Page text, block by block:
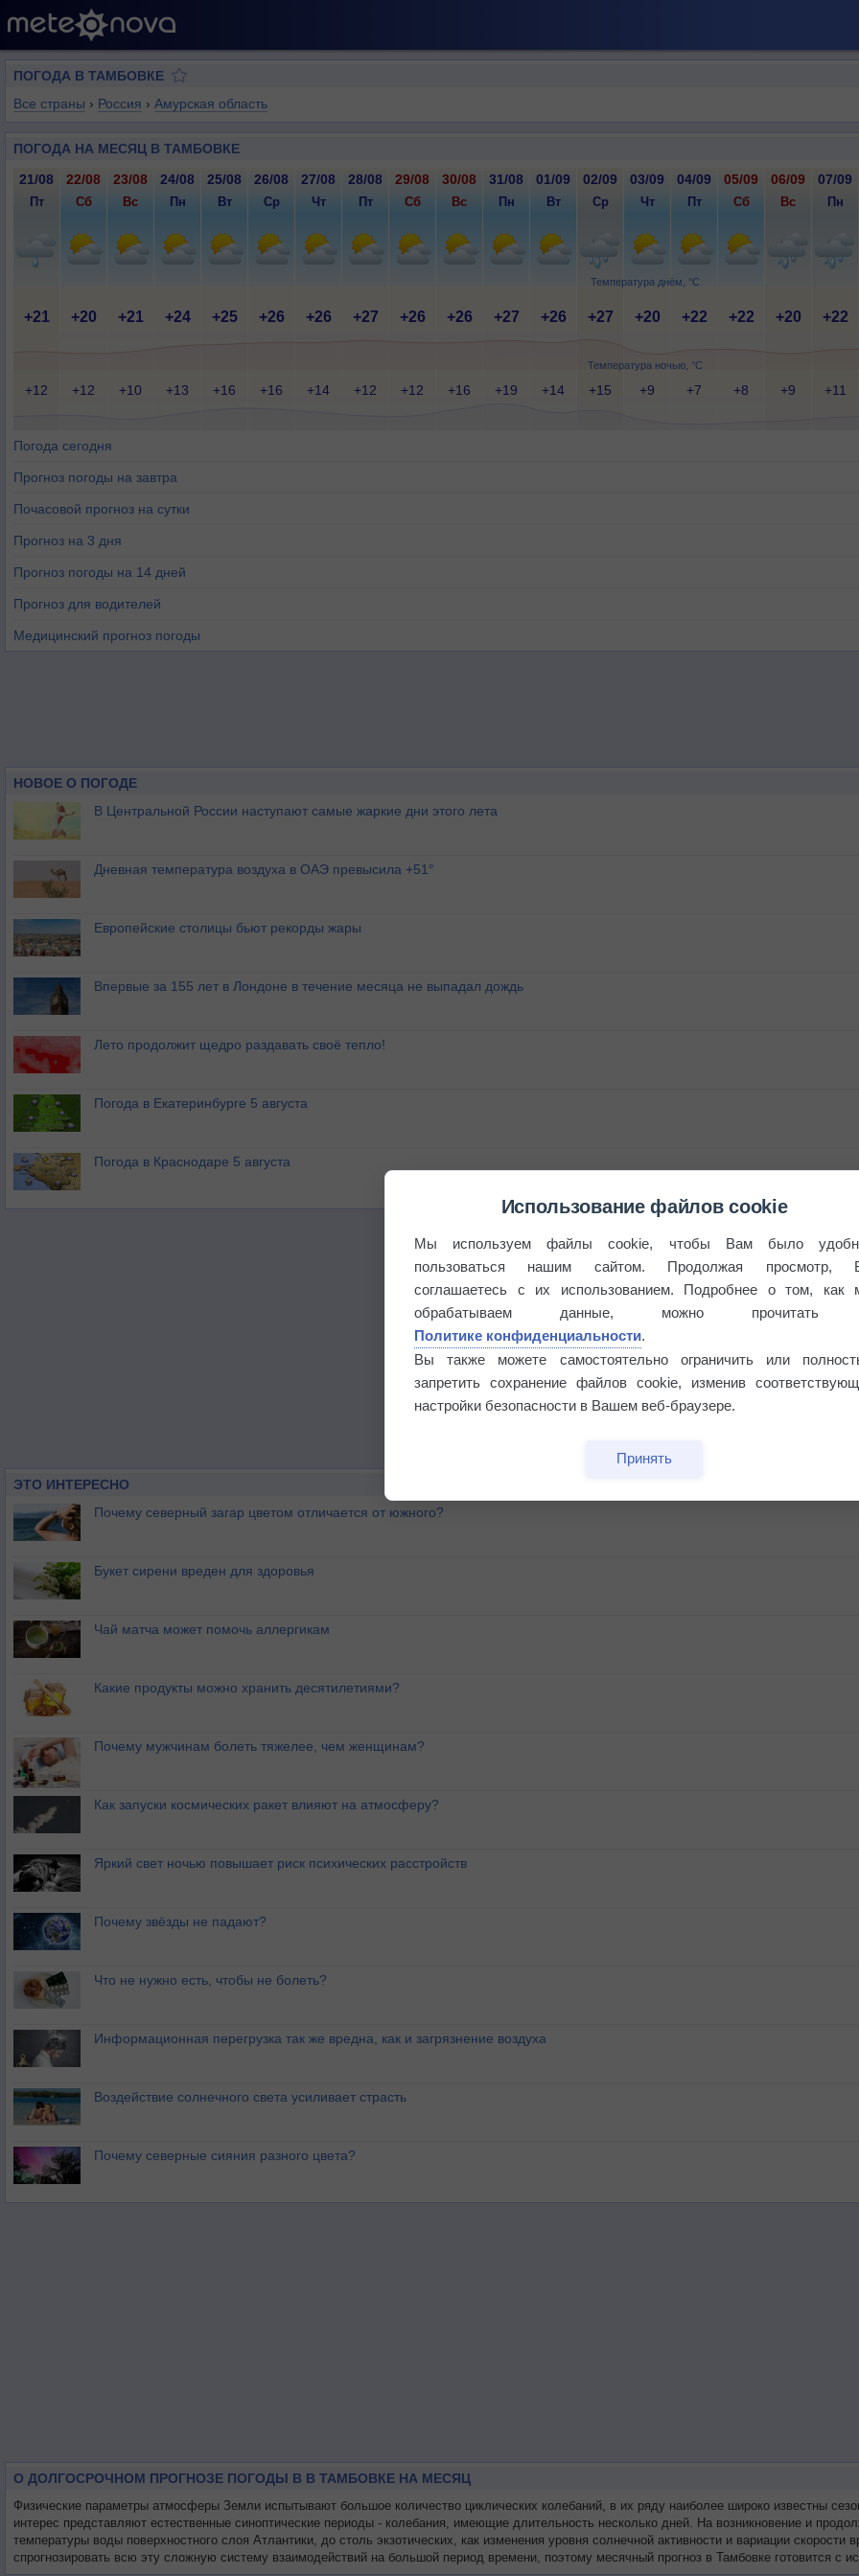
ПОГОДА В ТАМБОВКЕ
Все страны › Россия › Амурская область
ПОГОДА НА МЕСЯЦ В ТАМБОВКЕ
Температура днём, °C
Температура ночью, °C
21/08 22/08 23/08 24/08 25/08 26/08 27/08 28/08 29/08 30/08 31/08 01/09 02/09 03/09 04/09 05/09 06/09 07/09
Пт Сб Вс Пн Вт Ср Чт Пт Сб Вс Пн Вт Ср Чт Пт Сб Вс Пн
+21 +20 +21 +24 +25 +26 +26 +27 +26 +26 +27 +26 +27 +20 +22 +22 +20 +22
+12 +12 +10 +13 +16 +16 +14 +12 +12 +16 +19 +14 +15 +9 +7 +8 +9 +11
Погода сегодня
Прогноз погоды на завтра
Почасовой прогноз на сутки
Прогноз на 3 дня
Прогноз погоды на 14 дней
Прогноз для водителей
Медицинский прогноз погоды
НОВОЕ О ПОГОДЕ
В Центральной России наступают самые жаркие дни этого лета
Дневная температура воздуха в ОАЭ превысила +51°
Европейские столицы бьют рекорды жары
Впервые за 155 лет в Лондоне в течение месяца не выпадал дождь
Лето продолжит щедро раздавать своё тепло!
Погода в Екатеринбурге 5 августа
Погода в Краснодаре 5 августа
ЭТО ИНТЕРЕСНО
Почему северный загар цветом отличается от южного?
Букет сирени вреден для здоровья
Чай матча может помочь аллергикам
Какие продукты можно хранить десятилетиями?
Почему мужчинам болеть тяжелее, чем женщинам?
Как запуски космических ракет влияют на атмосферу?
Яркий свет ночью повышает риск психических расстройств
Почему звёзды не падают?
Что не нужно есть, чтобы не болеть?
Информационная перегрузка так же вредна, как и загрязнение воздуха
Воздействие солнечного света усиливает страсть
Почему северные сияния разного цвета?
О ДОЛГОСРОЧНОМ ПРОГНОЗЕ ПОГОДЫ В В ТАМБОВКЕ НА МЕСЯЦ
Физические параметры атмосферы Земли испытывают большое количество циклических колебаний, в их ряду наиболее широко известны
интерес представляют естественные синоптические периоды - колебания, имеющие длительность несколько дней. На возникновение и
температуры воды поверхностного слоя Атлантики, до столь экзотических, как изменения уровня солнечной активности и вариации
спрогнозировать всю эту сложную систему взаимодействий на большой период времени, поэтому месячный прогноз в Тамбовке готовится с
Использование файлов cookie
Мы используем файлы cookie, чтобы Вам было
пользоваться нашим сайтом. Продолжая просмотр,
соглашаетесь с их использованием. Подробнее о том, как
обрабатываем данные, можно прочитать
Политике конфиденциальности.
Вы также можете самостоятельно ограничить или
запретить сохранение файлов cookie, изменив
настройки безопасности в Вашем веб-браузере.
Принять